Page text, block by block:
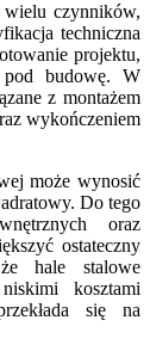
czynników,
techniczna
projektu,
pod budowę. W
z montażem
wykończeniem
może wynosić
Do tego
oraz
ostateczny
hale stalowe
kosztami
się na